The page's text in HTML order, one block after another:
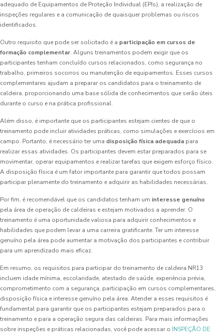
adequado de Equipamentos de Proteção Individual (EPIs), a realização de
inspeções regulares e a comunicação de quaisquer problemas ou riscos
identificados.
Outro requisito que pode ser solicitado é a participação em cursos de
formação complementar. Alguns treinamentos podem exigir que os
participantes tenham concluído cursos relacionados, como segurança no
trabalho, primeiros socorros ou manutenção de equipamentos. Esses cursos
complementares ajudam a preparar os candidatos para o treinamento de
caldeira, proporcionando uma base sólida de conhecimentos que serão úteis
durante o curso e na prática profissional.
Além disso, é importante que os participantes estejam cientes de que o
treinamento pode incluir atividades práticas, como simulações e exercícios em
campo. Portanto, é necessário ter uma disposição física adequada para
realizar essas atividades. Os participantes devem estar preparados para se
movimentar, operar equipamentos e realizar tarefas que exigem esforço físico.
A disposição física é um fator importante para garantir que todos possam
participar plenamente do treinamento e adquirir as habilidades necessárias.
Por fim, é recomendável que os candidatos tenham um interesse genuíno
pela área de operação de caldeiras e estejam motivados a aprender. O
treinamento é uma oportunidade valiosa para adquirir conhecimentos e
habilidades que podem levar a uma carreira gratificante. Ter um interesse
genuíno pela área pode aumentar a motivação dos participantes e contribuir
para um aprendizado mais eficaz.
Em resumo, os requisitos para participar do treinamento de caldeira NR13
incluem idade mínima, escolaridade, atestado de saúde, experiência prévia,
comprometimento com a segurança, participação em cursos complementares,
disposição física e interesse genuíno pela área. Atender a esses requisitos é
fundamental para garantir que os participantes estejam preparados para o
treinamento e para a operação segura das caldeiras. Para mais informações
sobre inspeções e práticas relacionadas, você pode acessar o INSPEÇÃO DE